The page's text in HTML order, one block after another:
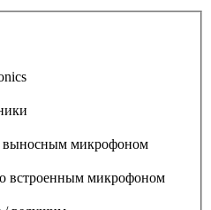
выносным микрофоном
встроенным микрофоном